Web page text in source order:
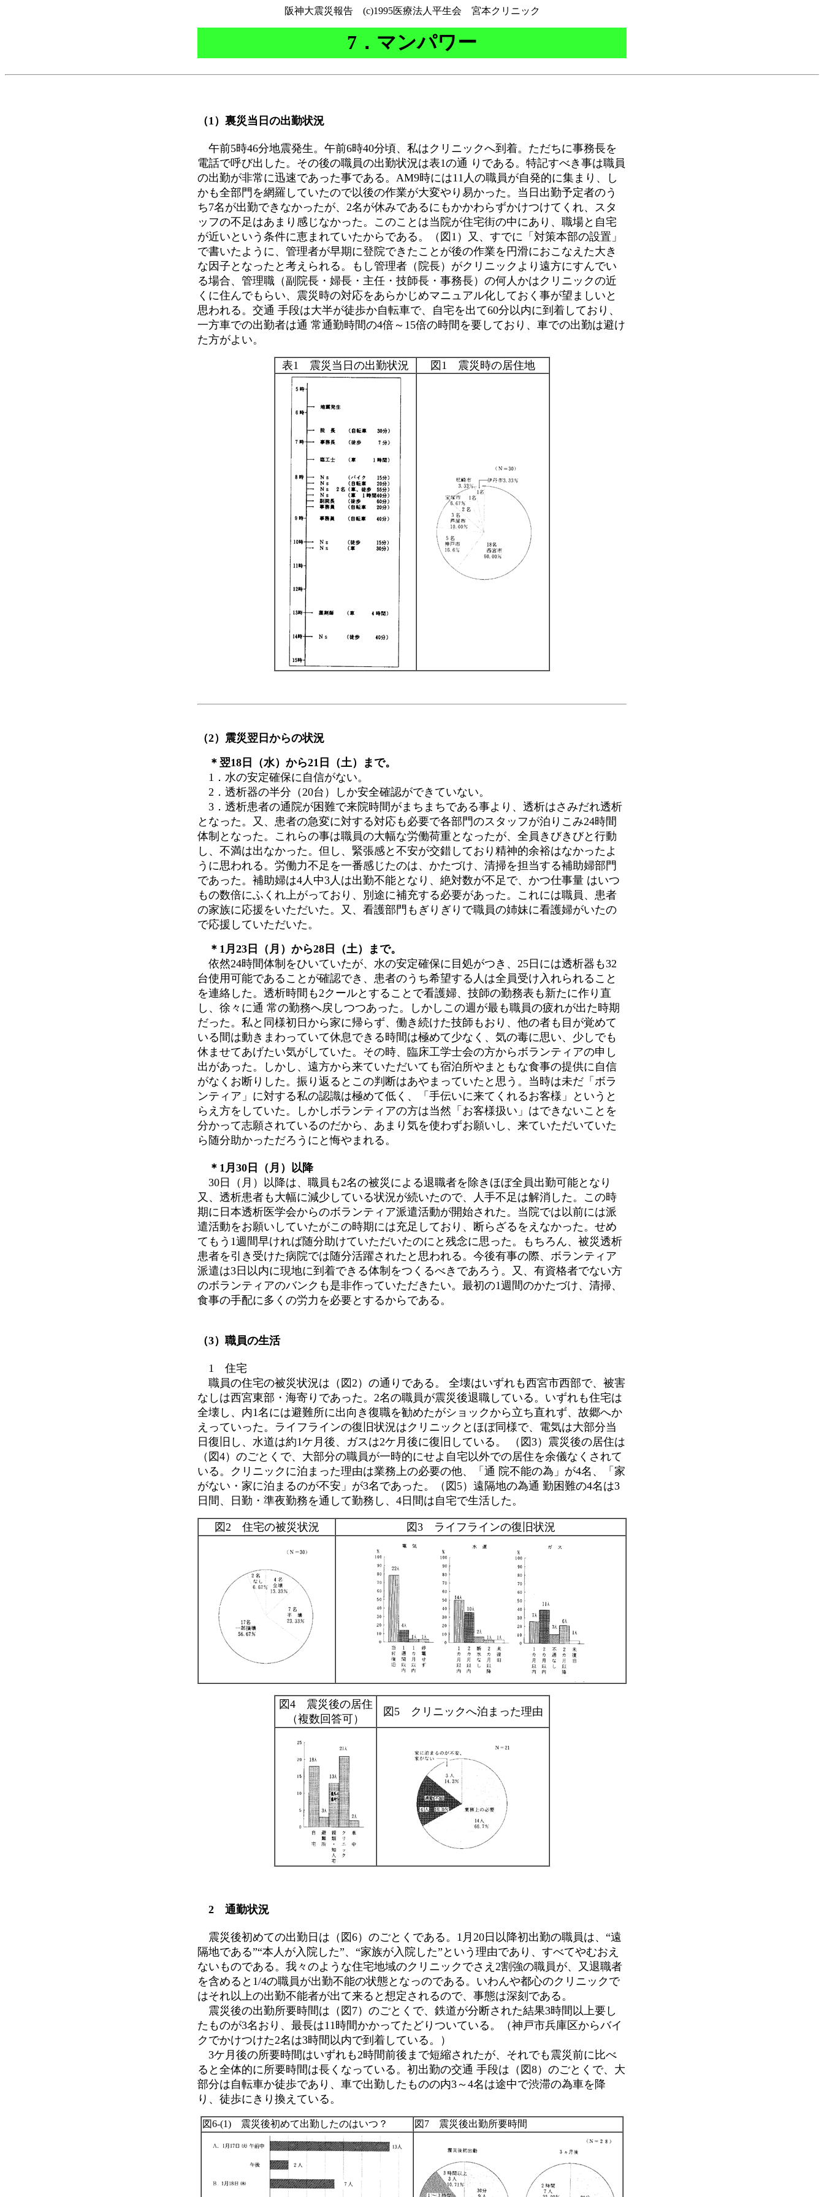
阪神大震災報告 (c)1995医療法人平生会 宮本クリニック
7．マンパワー
（1）裏災当日の出勤状況
午前5時46分地震発生。午前6時40分頃、私はクリニックへ到着。ただちに事務長を
電話で呼び出した。その後の職員の出勤状況は表1の通 りである。特記すべき事は職員
の出勤が非常に迅速であった事である。AM9時には11人の職員が自発的に集まり、し
かも全部門を網羅していたので以後の作業が大変やり易かった。当日出勤予定者のう
ち7名が出勤できなかったが、2名が休みであるにもかかわらずかけつけてくれ、スタ
ッフの不足はあまり感じなかった。このことは当院が住宅街の中にあり、職場と自宅
が近いという条件に恵まれていたからである。（図1）又、すでに「対策本部の設置」
で書いたように、管理者が早期に登院できたことが後の作業を円滑におこなえた大き
な因子となったと考えられる。もし管理者（院長）がクリニックより遠方にすんでい
る場合、管理職（副院長・婦長・主任・技師長・事務長）の何人かはクリニックの近
くに住んでもらい、震災時の対応をあらかじめマニュアル化しておく事が望ましいと
思われる。交通 手段は大半が徒歩か自転車で、自宅を出て60分以内に到着しており、
一方車での出勤者は通 常通勤時間の4倍～15倍の時間を要しており、車での出勤は避け
た方がよい。
表1 震災当日の出勤状況 図1 震災時の居住地
（2）震災翌日からの状況
＊翌18日（水）から21日（土）まで。
1．水の安定確保に自信がない。
2．透析器の半分（20台）しか安全確認ができていない。
3．透析患者の通院が困難で来院時間がまちまちである事より、透析はさみだれ透析
となった。又、患者の急変に対する対応も必要で各部門のスタッフが泊りこみ24時間
体制となった。これらの事は職員の大幅な労働荷重となったが、全員きびきびと行動
し、不満は出なかった。但し、緊張感と不安が交錯しており精神的余裕はなかったよ
うに思われる。労働力不足を一番感じたのは、かたづけ、清掃を担当する補助婦部門
であった。補助婦は4人中3人は出勤不能となり、絶対数が不足で、かつ仕事量 はいつ
もの数倍にふくれ上がっており、別途に補充する必要があった。これには職員、患者
の家族に応援をいただいた。又、看護部門もぎりぎりで職員の姉妹に看護婦がいたの
で応援していただいた。
＊1月23日（月）から28日（土）まで。
依然24時間体制をひいていたが、水の安定確保に目処がつき、25日には透析器も32
台使用可能であることが確認でき、患者のうち希望する人は全員受け入れられること
を連絡した。透析時間も2クールとすることで看護婦、技師の勤務表も新たに作り直
し、徐々に通 常の勤務へ戻しつつあった。しかしこの週が最も職員の疲れが出た時期
だった。私と同様初日から家に帰らず、働き続けた技師もおり、他の者も目が覚めて
いる間は動きまわっていて休息できる時間は極めて少なく、気の毒に思い、少しでも
休ませてあげたい気がしていた。その時、臨床工学士会の方からボランティアの申し
出があった。しかし、遠方から来ていただいても宿泊所やまともな食事の提供に自信
がなくお断りした。振り返るとこの判断はあやまっていたと思う。当時は未だ「ボラ
ンティア」に対する私の認識は極めて低く、「手伝いに来てくれるお客様」というと
らえ方をしていた。しかしボランティアの方は当然「お客様扱い」はできないことを
分かって志願されているのだから、あまり気を使わずお願いし、来ていただいていた
ら随分助かっただろうにと悔やまれる。
＊1月30日（月）以降
30日（月）以降は、職員も2名の被災による退職者を除きほぼ全員出勤可能となり
又、透析患者も大幅に減少している状況が続いたので、人手不足は解消した。この時
期に日本透析医学会からのボランティア派遣活動が開始された。当院では以前には派
遣活動をお願いしていたがこの時期には充足しており、断らざるをえなかった。せめ
てもう1週間早ければ随分助けていただいたのにと残念に思った。もちろん、被災透析
患者を引き受けた病院では随分活躍されたと思われる。今後有事の際、ボランティア
派遣は3日以内に現地に到着できる体制をつくるべきであろう。又、有資格者でない方
のボランティアのバンクも是非作っていただきたい。最初の1週間のかたづけ、清掃、
食事の手配に多くの労力を必要とするからである。
（3）職員の生活
1 住宅
職員の住宅の被災状況は（図2）の通りである。 全壊はいずれも西宮市西部で、被害
なしは西宮東部・海寄りであった。2名の職員が震災後退職している。いずれも住宅は
全壊し、内1名には避難所に出向き復職を勧めたがショックから立ち直れず、故郷へか
えっていった。ライフラインの復旧状況はクリニックとほぼ同様で、電気は大部分当
日復旧し、水道は約1ケ月後、ガスは2ケ月後に復旧している。 （図3）震災後の居住は
（図4）のごとくで、大部分の職員が一時的にせよ自宅以外での居住を余儀なくされて
いる。クリニックに泊まった理由は業務上の必要の他、「通 院不能の為」が4名、「家
がない・家に泊まるのが不安」が3名であった。（図5）遠隔地の為通 勤困難の4名は3
日間、日勤・準夜勤務を通して勤務し、4日間は自宅で生活した。
図2 住宅の被災状況 図3 ライフラインの復旧状況
図4 震災後の居住
（複数回答可）
図5 クリニックへ泊まった理由
2 通勤状況
震災後初めての出勤日は（図6）のごとくである。1月20日以降初出勤の職員は、“遠
隔地である”“本人が入院した”、“家族が入院した”という理由であり、すべてやむおえ
ないものである。我々のような住宅地域のクリニックでさえ2割強の職員が、又退職者
を含めると1/4の職員が出勤不能の状態となっのである。いわんや都心のクリニックで
はそれ以上の出勤不能者が出て来ると想定されるので、事態は深刻である。
震災後の出勤所要時間は（図7）のごとくで、鉄道が分断された結果3時間以上要し
たものが3名おり、最長は11時間かかってたどりついている。（神戸市兵庫区からバイ
クでかけつけた2名は3時間以内で到着している。）
3ケ月後の所要時間はいずれも2時間前後まで短縮されたが、それでも震災前に比べ
ると全体的に所要時間は長くなっている。初出勤の交通 手段は（図8）のごとくで、大
部分は自転車か徒歩であり、車で出勤したものの内3～4名は途中で渋滞の為車を降
り、徒歩にきり換えている。
図6-(1) 震災後初めて出勤したのはいつ？ 図7 震災後出勤所要時間